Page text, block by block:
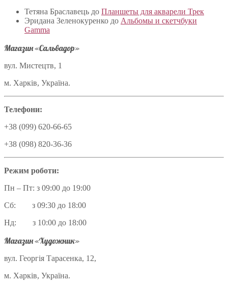
Тетяна Браславець до Планшеты для акварели Трек
Эридана Зеленокуренко до Альбомы и скетчбуки
Gamma
Магазин «Сальвадор»
вул. Мистецтв, 1
м. Харків, Україна.
Телефони:
+38 (099) 620-66-65
+38 (098) 820-36-36
Режим роботи:
Пн – Пт: з 09:00 до 19:00
Сб: з 09:30 до 18:00
Нд: з 10:00 до 18:00
Магазин «Художник»
вул. Георгія Тарасенка, 12,
м. Харків, Україна.